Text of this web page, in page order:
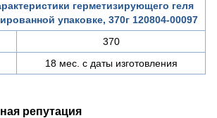
герметизирующего геля
упаковке, 370г 120804-00097
370
18 мес. с даты изготовления
репутация